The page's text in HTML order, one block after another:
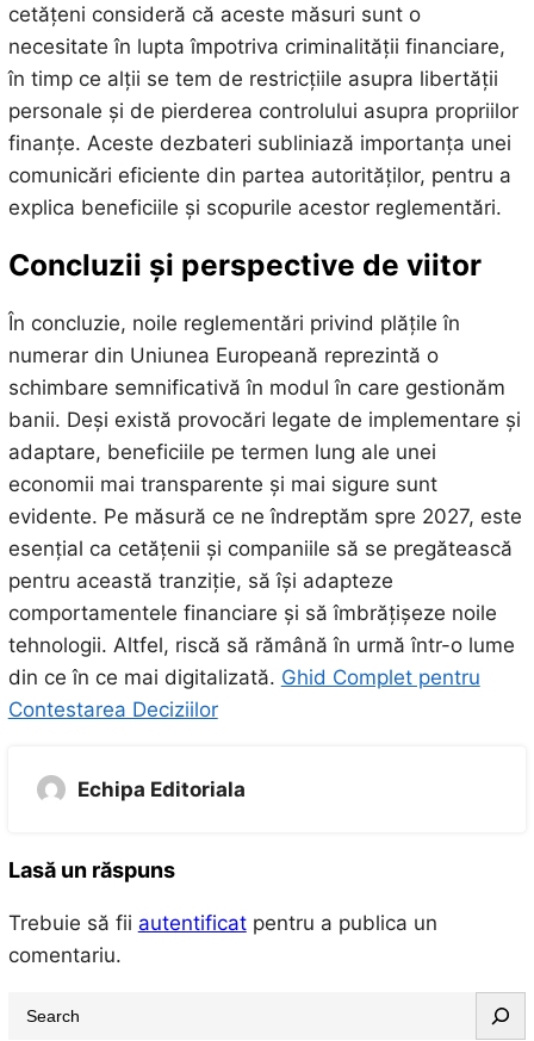
cetățeni consideră că aceste măsuri sunt o
necesitate în lupta împotriva criminalității financiare,
în timp ce alții se tem de restricțiile asupra libertății
personale și de pierderea controlului asupra propriilor
finanțe. Aceste dezbateri subliniază importanța unei
comunicări eficiente din partea autorităților, pentru a
explica beneficiile și scopurile acestor reglementări.
Concluzii și perspective de viitor
În concluzie, noile reglementări privind plățile în
numerar din Uniunea Europeană reprezintă o
schimbare semnificativă în modul în care gestionăm
banii. Deși există provocări legate de implementare și
adaptare, beneficiile pe termen lung ale unei
economii mai transparente și mai sigure sunt
evidente. Pe măsură ce ne îndreptăm spre 2027, este
esențial ca cetățenii și companiile să se pregătească
pentru această tranziție, să își adapteze
comportamentele financiare și să îmbrățișeze noile
tehnologii. Altfel, riscă să rămână în urmă într-o lume
din ce în ce mai digitalizată. Ghid Complet pentru
Contestarea Deciziilor
Echipa Editoriala
Lasă un răspuns
Trebuie să fii autentificatpentru a publica un
comentariu.